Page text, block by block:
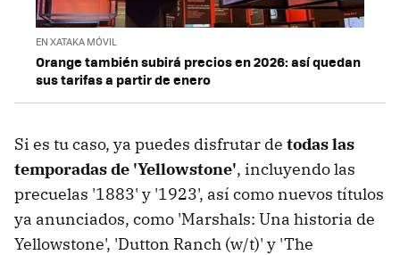
EN XATAKA MÓVIL
Orange también subirá precios en 2026: así quedan
sus tarifas a partir de enero
Si es tu caso, ya puedes disfrutar de todas las
temporadas de 'Yellowstone', incluyendo las
precuelas '1883' y '1923', así como nuevos títulos
ya anunciados, como 'Marshals: Una historia de
Yellowstone', 'Dutton Ranch (w/t)' y 'The